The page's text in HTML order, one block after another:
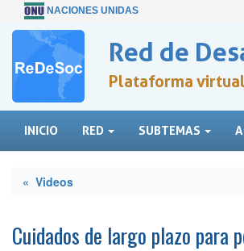
NACIONES UNIDAS
Red de
Plataforma
INICIO RED SUBTEMAS
« Videos
Cuidados de largo plazo para